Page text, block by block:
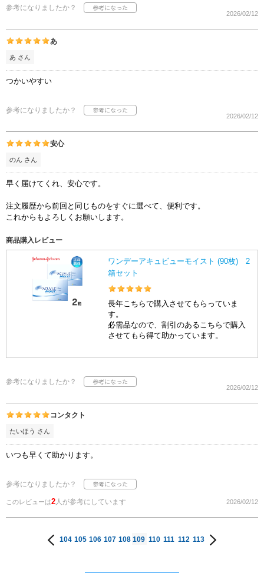
参考になりましたか？
2026/02/12
あ
あ さん
つかいやすい
参考になりましたか？
2026/02/12
安心
のん さん
早く届けてくれ、安心です。
注文履歴から前回と同じものをすぐに選べて、便利です。
これからもよろしくお願いします。
商品購入レビュー
ワンデーアキュビューモイスト (90枚) 2
箱セット
長年こちらで購入させてもらっていま
す。
必需品なので、割引のあるこちらで購入
させてもら得て助かっています。
参考になりましたか？
2026/02/12
コンタクト
たいほう さん
いつも早くて助かります。
参考になりましたか？
このレビューは2 人が参考にしています 2026/02/12
104 105 106 107 108 109 110 111 112 113